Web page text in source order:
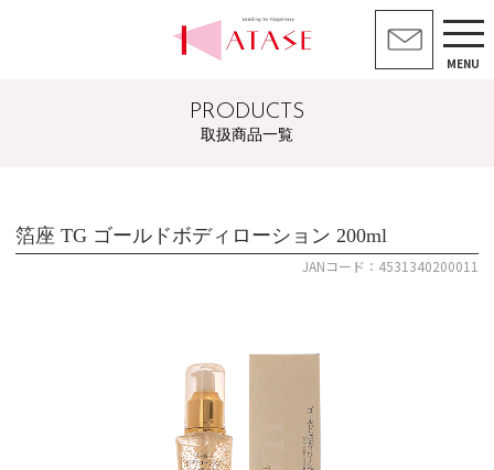
MENU
PRODUCTS
取扱商品一覧
箔座 TG ゴールドボディローション 200ml
JANコード：4531340200011